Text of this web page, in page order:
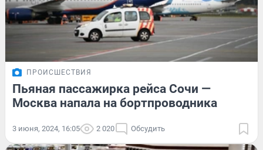
ПРОИСШЕСТВИЯ
Пьяная пассажирка рейса Сочи —
Москва напала на бортпроводника
3 июня, 2024, 16:05 2 020 Обсудить